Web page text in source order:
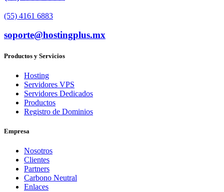
(55) 4161 6883
soporte@hostingplus.mx
Productos y Servicios
Hosting
Servidores VPS
Servidores Dedicados
Productos
Registro de Dominios
Empresa
Nosotros
Clientes
Partners
Carbono Neutral
Enlaces